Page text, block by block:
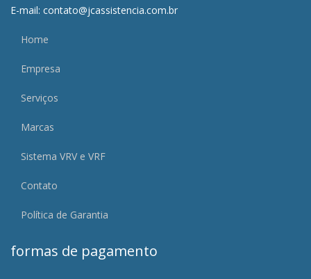
E-mail: contato@jcassistencia.com.br
Home
Empresa
Serviços
Marcas
Sistema VRV e VRF
Contato
Política de Garantia
formas de pagamento